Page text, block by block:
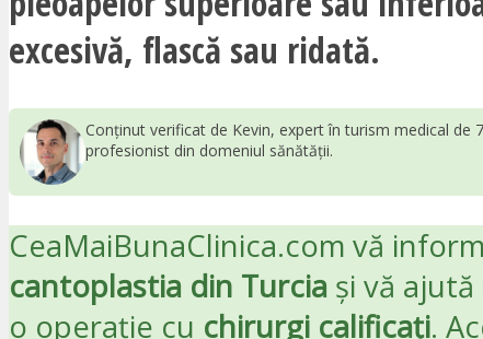
excesivă, flască sau ridată.
Conținut verificat de Kevin, expert în turism medical
profesionist din domeniul sănătății.
CeaMaiBunaClinica.com vă
cantoplastia din Turcia și vă
o operație cu chirurgi calificați.